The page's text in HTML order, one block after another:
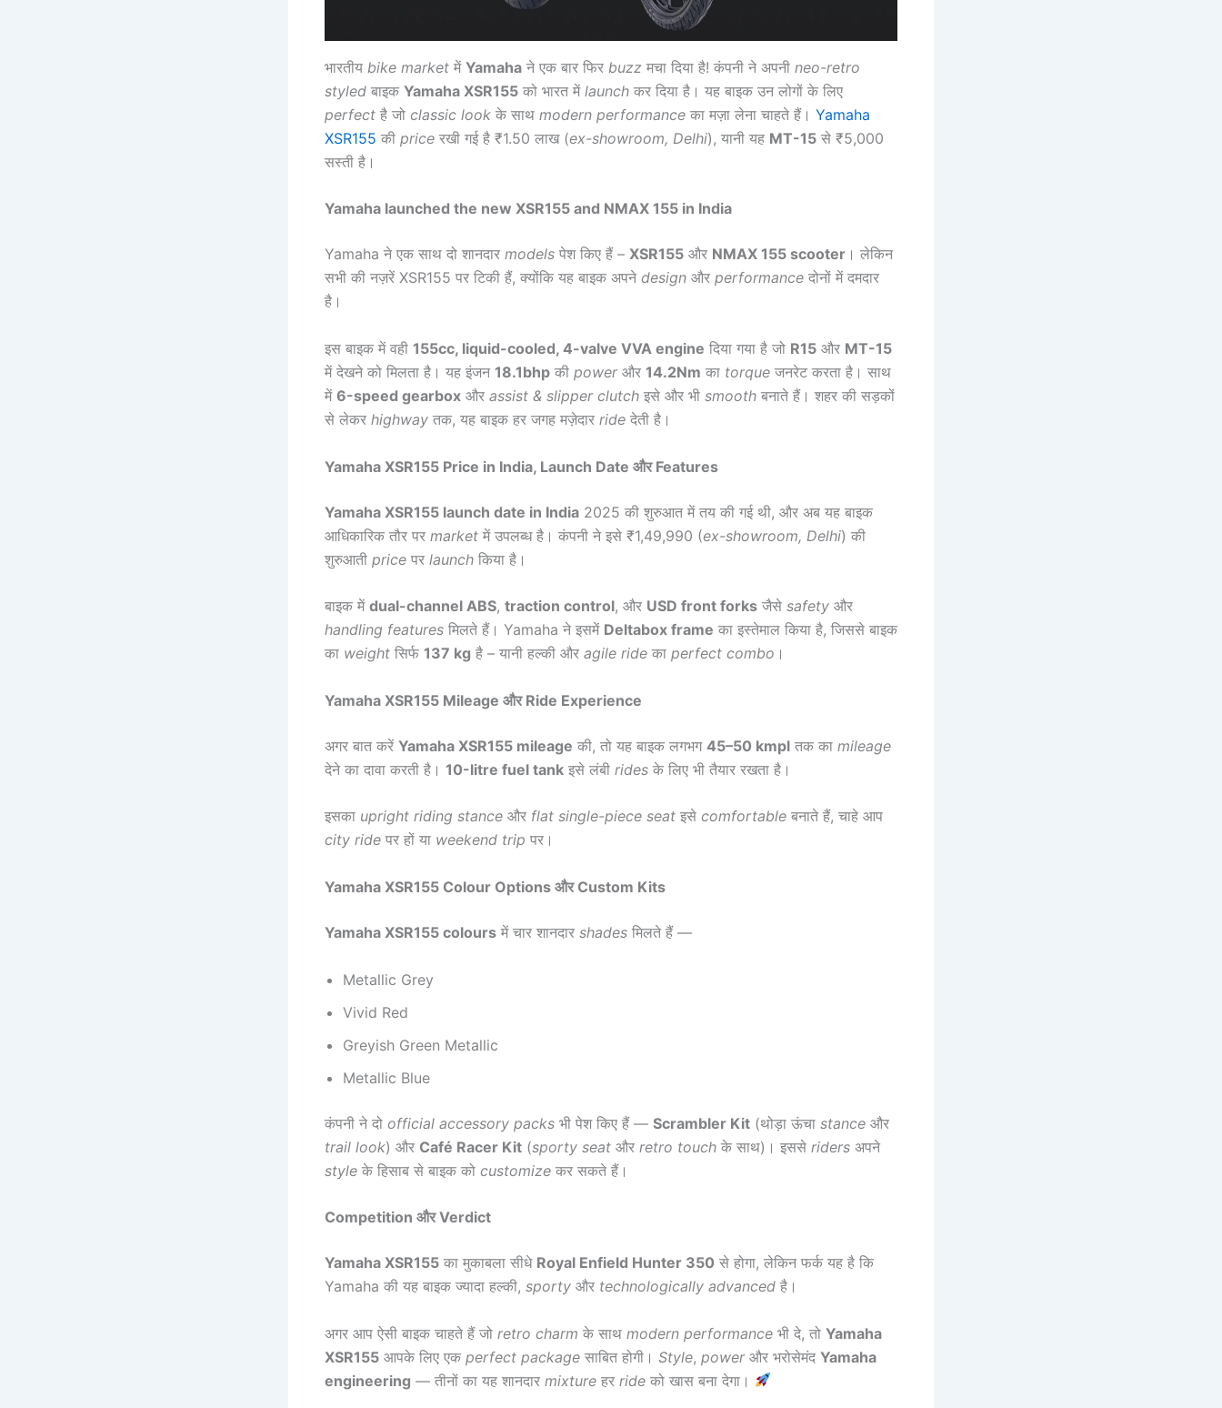
भारतीय bike market में Yamaha ने एक बार फिर buzz मचा दिया है! कंपनी ने अपनी neo-retro
styled बाइक Yamaha XSR155 को भारत में launch कर दिया है। यह बाइक उन लोगों के लिए
perfect है जो classic look के साथ modern performance का मज़ा लेना चाहते हैं। Yamaha
XSR155 की price रखी गई है ₹1.50 लाख (ex-showroom, Delhi), यानी यह MT-15 से ₹5,000
सस्ती है।
Yamaha launched the new XSR155 and NMAX 155 in India
Yamaha ने एक साथ दो शानदार models पेश किए हैं – XSR155 और NMAX 155 scooter । लेकिन
सभी की नज़रें XSR155 पर टिकी हैं, क्योंकि यह बाइक अपने design और performance दोनों में दमदार
है।
इस बाइक में वही 155cc, liquid-cooled, 4-valve VVA engine दिया गया है जो R15 और MT-15
में देखने को मिलता है। यह इंजन 18.1bhp की powerऔर 14.2Nm का torque जनरेट करता है। साथ
में 6-speed gearbox और assist & slipper clutch इसे और भी smooth बनाते हैं। शहर की सड़कों
से लेकर highway तक, यह बाइक हर जगह मज़ेदार ride देती है।
Yamaha XSR155 Price in India, Launch Date और Features
Yamaha XSR155 launch date in India 2025 की शुरुआत में तय की गई थी, और अब यह बाइक
आधिकारिक तौर पर market में उपलब्ध है। कंपनी ने इसे ₹1,49,990 (ex-showroom, Delhi) की
शुरुआती price पर launch किया है।
बाइक में dual-channel ABS, traction control, और USD front forks जैसे safety और
handling features मिलते हैं। Yamaha ने इसमें Deltabox frame का इस्तेमाल किया है, जिससे बाइक
का weight सिर्फ 137 kg है – यानी हल्की और agile ride का perfect combo ।
Yamaha XSR155 Mileage और Ride Experience
अगर बात करें Yamaha XSR155 mileage की, तो यह बाइक लगभग 45–50 kmpl तक का mileage
देने का दावा करती है। 10-litre fuel tank इसे लंबी rides के लिए भी तैयार रखता है।
इसका upright riding stance और flat single-piece seat इसे comfortable बनाते हैं, चाहे आप
city ride पर हों या weekend trip पर।
Yamaha XSR155 Colour Options और Custom Kits
Yamaha XSR155 colours में चार शानदार shades मिलते हैं —
Metallic Grey
Vivid Red
Greyish Green Metallic
Metallic Blue
कंपनी ने दो official accessory packs भी पेश किए हैं — Scrambler Kit (थोड़ा ऊंचा stance और
trail look) और Café Racer Kit (sporty seat और retro touch के साथ)। इससे riders अपने
style के हिसाब से बाइक को customize कर सकते हैं।
Competition और Verdict
Yamaha XSR155 का मुकाबला सीधे Royal Enfield Hunter 350 से होगा, लेकिन फर्क यह है कि
Yamaha की यह बाइक ज्यादा हल्की, sporty और technologically advanced है।
अगर आप ऐसी बाइक चाहते हैं जो retro charm के साथ modern performance भी दे, तो Yamaha
XSR155 आपके लिए एक perfect package साबित होगी। Style, powerऔर भरोसेमंद Yamaha
engineering — तीनों का यह शानदार mixture हर ride को खास बना देगा।